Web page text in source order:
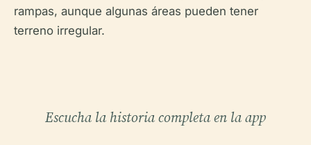
rampas, aunque algunas áreas pueden tener
terreno irregular.
Escucha la historia completa en la app